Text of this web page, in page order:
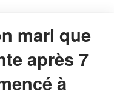
mari que
après 7
à